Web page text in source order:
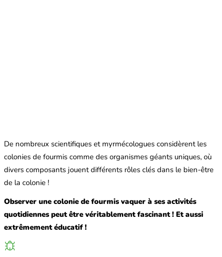
De nombreux scientifiques et myrmécologues considèrent les
colonies de fourmis comme des organismes géants uniques, où
divers composants jouent différents rôles clés dans le bien-être
de la colonie !
Observer une colonie de fourmis vaquer à ses activités
quotidiennes peut être véritablement fascinant ! Et aussi
extrêmement éducatif !